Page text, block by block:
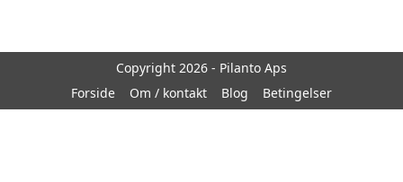
Copyright 2026 - Pilanto Aps
Forside
Om / kontakt Blog Betingelser